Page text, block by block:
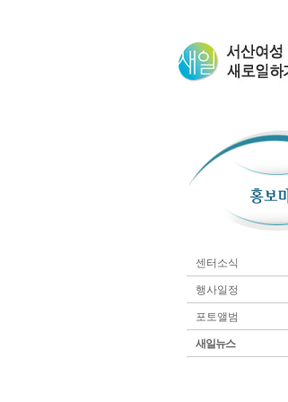
센터소식
행사일정
포토앨범
새일뉴스